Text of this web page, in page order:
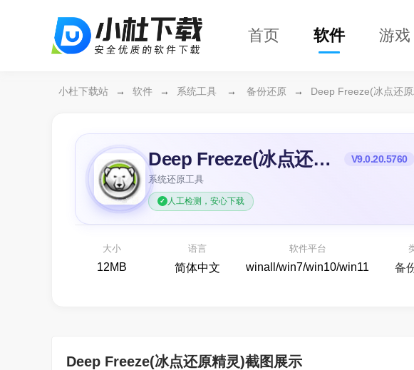
首页 软件 游戏
小杜下载站 → 软件 → 系统工具 → 备份还原 → Deep Freeze(冰点还
Deep Freeze(冰点还原精灵) V9.0.20.5760
系统还原工具
人工检测，安心下载
大小
12MB
语言
简体中文
软件平台
winall/win7/win10/win11 备
万兴恢复专家64位
备份还原
Deep Freeze(冰点还原精灵)截图展示